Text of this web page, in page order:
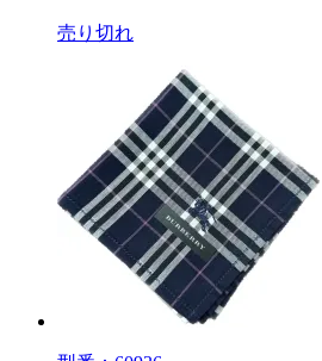
売り切れ